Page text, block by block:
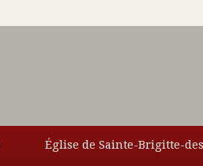
Église de Sainte-Brigitte-